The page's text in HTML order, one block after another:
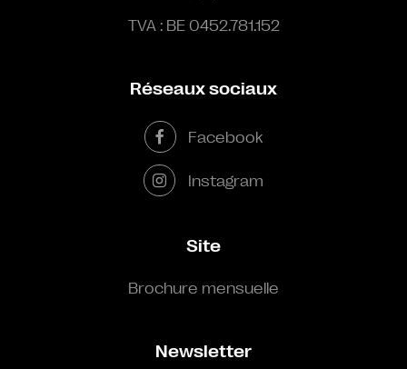
TVA : BE 0452.781.152
Réseaux sociaux
Facebook
Instagram
Site
Brochure mensuelle
Newsletter